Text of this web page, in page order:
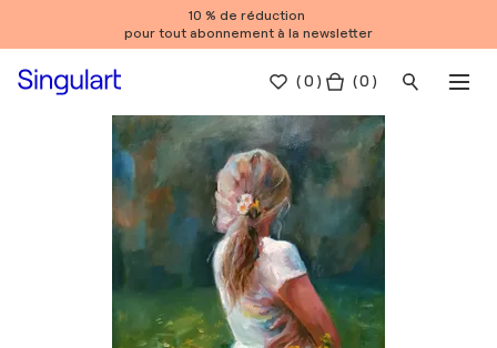
10 % de réduction
pour tout abonnement à la newsletter
(0 ) ( 0 )